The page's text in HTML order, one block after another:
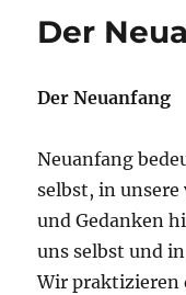
Der
Der Neuanfang
Neuanfang
selbst, in
und Gedanken
uns selbst und
Wir praktizieren